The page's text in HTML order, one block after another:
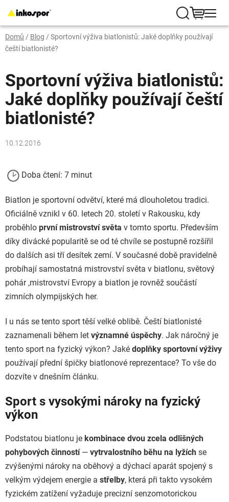
na
obsah
Hledat
KOŠÍK
Domů / Blog / Sportovní výživa biatlonistů: Jaké doplňky používají
čeští biatlonisté?
Sportovní výživa biatlonistů:
Jaké doplňky používají čeští
biatlonisté?
10.12.2016
Doba čtení: 7 minut
Biatlon je sportovní odvětví, které má dlouholetou tradici.
Oficiálně vznikl v 60. letech 20. století v Rakousku, kdy
proběhlo první mistrovství světa v tomto sportu. Především
díky divácké popularitě se od té chvíle se postupně rozšířil
do dalších asi tří desítek zemí. V současné době pravidelně
probíhají samostatná mistrovství světa v biatlonu, světový
pohár ,mistrovství Evropy a biatlon je rovněž součástí
zimních olympijských her.
I u nás se tento sport těší velké oblibě. Čeští biatlonisté
zaznamenali během let významné úspěchy. Jak náročný je
tento sport na fyzický výkon? Jaké doplňky sportovní výživy
používají přední špičky biatlonové reprezentace? To vše do
dozvíte v dnešním článku.
Sport s vysokými nároky na fyzický
výkon
Podstatou biatlonu je kombinace dvou zcela odlišných
pohybových činností— vytrvalostního běhu na lyžích se
zvýšenými nároky na oběhový a dýchací aparát spojený s
velkým výdejem energie a střelby, která při takto vysokém
fyzickém zatížení vyžaduje precizní senzomotorickou